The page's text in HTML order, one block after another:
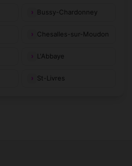
Bussy-Chardonney
Chesalles-sur-Moudon
L'Abbaye
St-Livres